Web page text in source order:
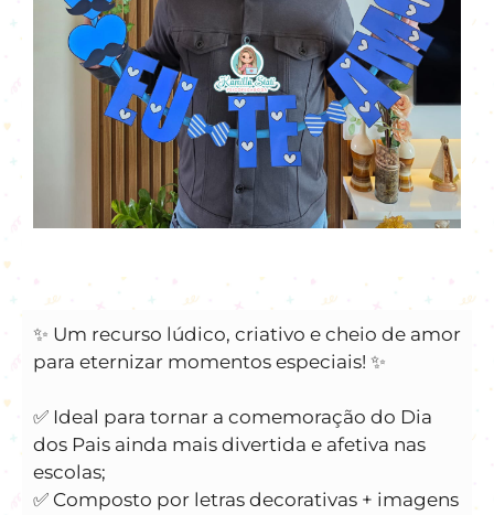
✨ Um recurso lúdico, criativo e cheio de amor
para eternizar momentos especiais! ✨
✅ Ideal para tornar a comemoração do Dia
dos Pais ainda mais divertida e afetiva nas
escolas;
✅ Composto por letras decorativas + imagens